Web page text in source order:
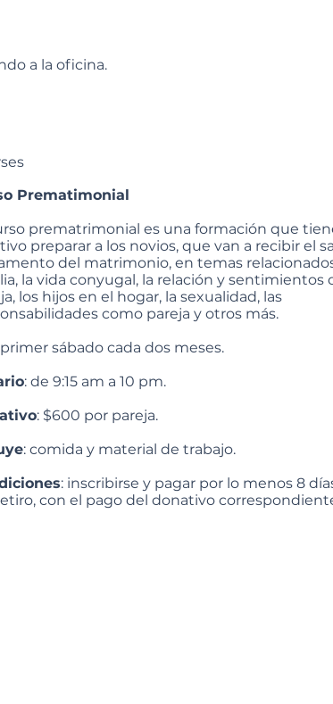
Prematimonial
prematrimonial es una formación que
preparar a los novios, que van a recibir el
del matrimonio, en temas
la vida conyugal, la relación y sentimientos
los hijos en el hogar, la sexualidad, las
como pareja y otros más.
primer sábado cada dos meses.
: de 9:15 am a 10 pm.
: $600 por pareja.
: comida y material de trabajo.
: inscribirse y pagar por lo menos 8
con el pago del donativo
a la oficina.